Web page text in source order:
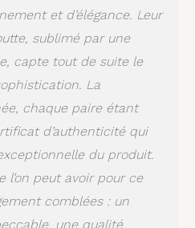
et d’élégance. Leur
sublimé par une
capte tout de suite le
La
chaque paire étant
d’authenticité qui
du produit.
l’on peut avoir pour ce
comblées : un
une qualité